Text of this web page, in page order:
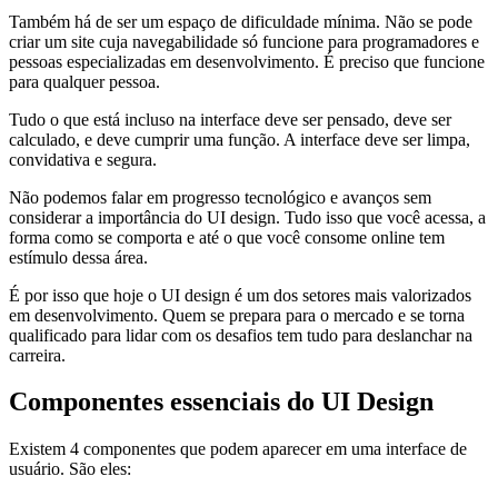
Também há de ser um espaço de dificuldade mínima. Não se pode
criar um site cuja navegabilidade só funcione para programadores e
pessoas especializadas em desenvolvimento. É preciso que funcione
para qualquer pessoa.
Tudo o que está incluso na interface deve ser pensado, deve ser
calculado, e deve cumprir uma função. A interface deve ser limpa,
convidativa e segura.
Não podemos falar em progresso tecnológico e avanços sem
considerar a importância do UI design. Tudo isso que você acessa, a
forma como se comporta e até o que você consome online tem
estímulo dessa área.
É por isso que hoje o UI design é um dos setores mais valorizados
em desenvolvimento. Quem se prepara para o mercado e se torna
qualificado para lidar com os desafios tem tudo para deslanchar na
carreira.
Componentes essenciais do UI Design
Existem 4 componentes que podem aparecer em uma interface de
usuário. São eles: